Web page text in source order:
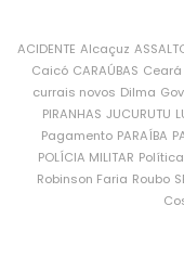
ACIDENTE Alcaçuz
Caicó CARAÚBAS Ceará
currais novos Dilma
PIRANHAS JUCURUTU
Pagamento PARAÍBA
POLÍCIA MILITAR Política
Robinson Faria Roubo